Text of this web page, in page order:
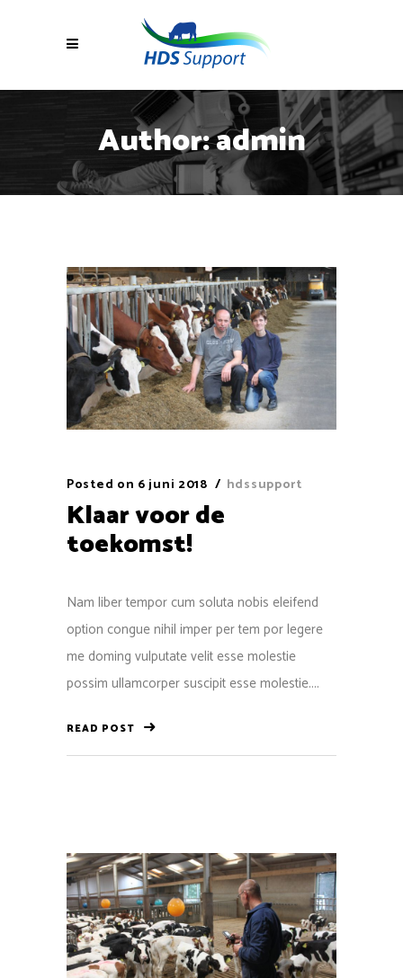
Author: admin
Posted on 6 juni 2018 hdssupport
Klaar voor de
toekomst!
Nam liber tempor cum soluta nobis eleifend
option congue nihil imper per tem por legere
me doming vulputate velit esse molestie
possim ullamcorper suscipit esse molestie....
READ POST